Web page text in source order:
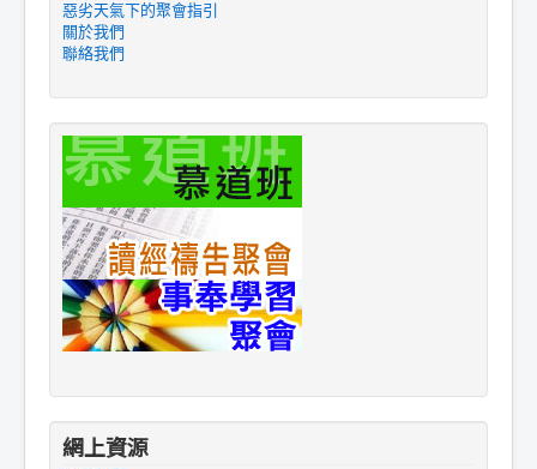
惡劣天氣下的聚會指引
關於我們
聯絡我們
網上資源